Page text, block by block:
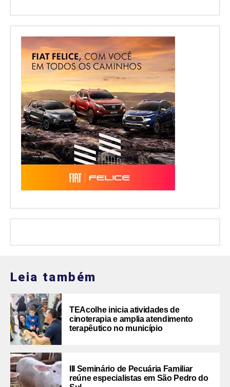
Leia também
TEAcolhe inicia atividades de
cinoterapia e amplia atendimento
terapêutico no município
III Seminário de Pecuária Familiar
reúne especialistas em São Pedro do